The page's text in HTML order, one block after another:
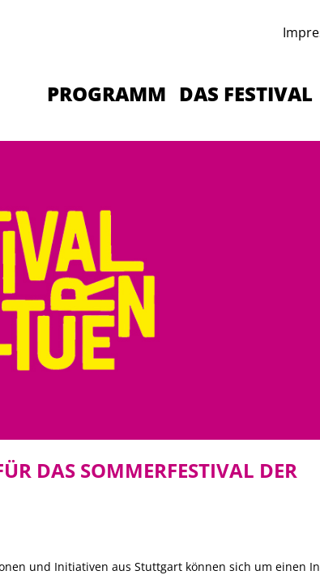
PROGRAMM DAS FESTIVAL
DAS SOMMERFESTIVAL DER
und Initiativen aus Stuttgart können sich um einen